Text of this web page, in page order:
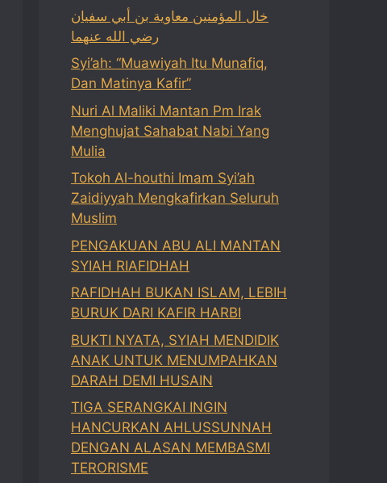
خال المؤمنين معاوية بن أبي سفيان
رضي الله عنهما
Syi’ah: “Muawiyah Itu Munafiq,
Dan Matinya Kafir”
Nuri Al Maliki Mantan Pm Irak
Menghujat Sahabat Nabi Yang
Mulia
Tokoh Al-houthi Imam Syi’ah
Zaidiyyah Mengkafirkan Seluruh
Muslim
PENGAKUAN ABU ALI MANTAN
SYIAH RIAFIDHAH
RAFIDHAH BUKAN ISLAM, LEBIH
BURUK DARI KAFIR HARBI
BUKTI NYATA, SYIAH MENDIDIK
ANAK UNTUK MENUMPAHKAN
DARAH DEMI HUSAIN
TIGA SERANGKAI INGIN
HANCURKAN AHLUSSUNNAH
DENGAN ALASAN MEMBASMI
TERORISME